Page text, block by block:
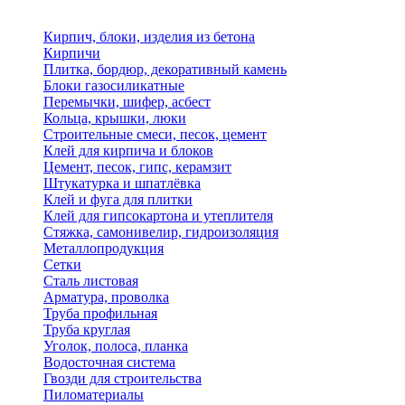
Кирпич, блоки, изделия из бетона
Кирпичи
Плитка, бордюр, декоративный камень
Блоки газосиликатные
Перемычки, шифер, асбест
Кольца, крышки, люки
Строительные смеси, песок, цемент
Клей для кирпича и блоков
Цемент, песок, гипс, керамзит
Штукатурка и шпатлёвка
Клей и фуга для плитки
Клей для гипсокартона и утеплителя
Стяжка, самонивелир, гидроизоляция
Металлопродукция
Сетки
Сталь листовая
Арматура, проволка
Труба профильная
Труба круглая
Уголок, полоса, планка
Водосточная система
Гвозди для строительства
Пиломатериалы